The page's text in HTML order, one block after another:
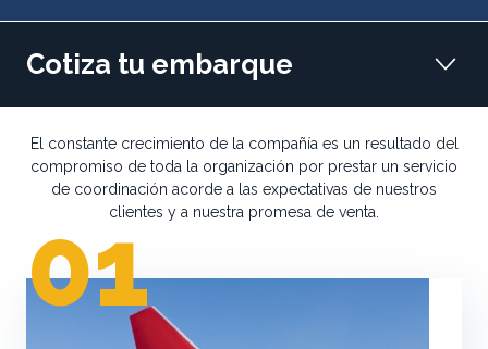
Cotiza tu embarque
El constante crecimiento de la compañía es un resultado del
compromiso de toda la organización por prestar un servicio
de coordinación acorde a las expectativas de nuestros
clientes y a nuestra promesa de venta.
01